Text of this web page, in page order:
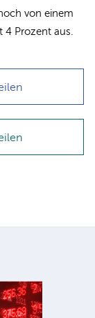
von einem
Prozent aus.